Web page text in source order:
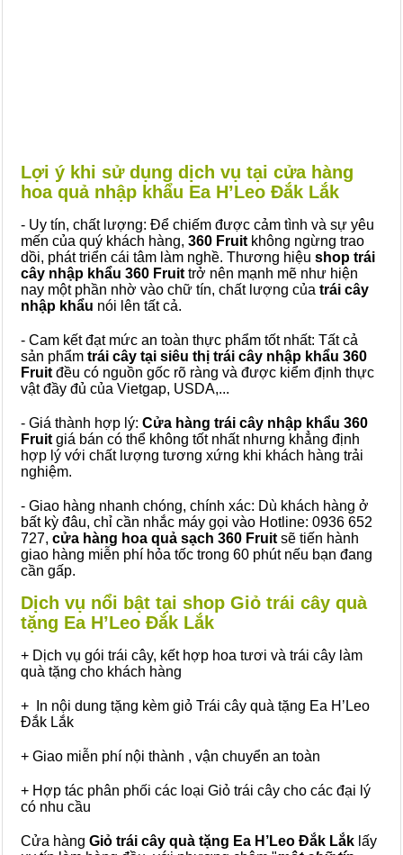
Lợi ý khi sử dụng dịch vụ tại cửa hàng
hoa quả nhập khẩu Ea H’Leo Đắk Lắk
- Uy tín, chất lượng: Để chiếm được cảm tình và sự yêu
mến của quý khách hàng, 360 Fruit không ngừng trao
dồi, phát triển cái tâm làm nghề. Thương hiệu shop trái
cây nhập khẩu 360 Fruit trở nên mạnh mẽ như hiện
nay một phần nhờ vào chữ tín, chất lượng của trái cây
nhập khẩu nói lên tất cả.
- Cam kết đạt mức an toàn thực phẩm tốt nhất: Tất cả
sản phẩm trái cây tại siêu thị trái cây nhập khẩu 360
Fruit đều có nguồn gốc rõ ràng và được kiểm định thực
vật đầy đủ của Vietgap, USDA,...
- Giá thành hợp lý: Cửa hàng trái cây nhập khẩu 360
Fruit giá bán có thể không tốt nhất nhưng khẳng định
hợp lý với chất lượng tương xứng khi khách hàng trải
nghiệm.
- Giao hàng nhanh chóng, chính xác: Dù khách hàng ở
bất kỳ đâu, chỉ cần nhắc máy gọi vào Hotline: 0936 652
727, cửa hàng hoa quả sạch 360 Fruit sẽ tiến hành
giao hàng miễn phí hỏa tốc trong 60 phút nếu bạn đang
cần gấp.
Dịch vụ nổi bật tại shop Giỏ trái cây quà
tặng Ea H’Leo Đắk Lắk
+ Dịch vụ gói trái cây, kết hợp hoa tươi và trái cây làm
quà tặng cho khách hàng
+ In nội dung tặng kèm giỏ Trái cây quà tặng Ea H’Leo
Đắk Lắk
+ Giao miễn phí nội thành , vận chuyển an toàn
+ Hợp tác phân phối các loại Giỏ trái cây cho các đại lý
có nhu cầu
Cửa hàng Giỏ trái cây quà tặng Ea H’Leo Đắk Lắk lấy